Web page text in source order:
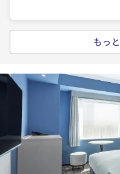
朝食付き 事前決済可
IN
【早期割】（朝食付）
0日前までのご予約に
朝食付き 事前決済可
IN
【早期割・2泊以上】（
泊予約がお得！
購入権利付（朝食付）
朝食付き 現地決済可 事前
もっ